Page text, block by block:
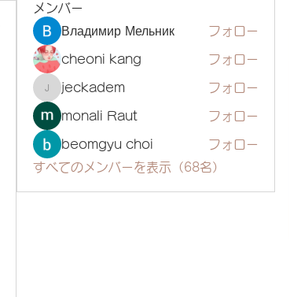
メンバー
Владимир Мельник
フォロー
cheoni kang フォロー
jeckadem
jeckadem フォロー
monali Raut フォロー
beomgyu choi
フォロー
すべてのメンバーを表示（68名）